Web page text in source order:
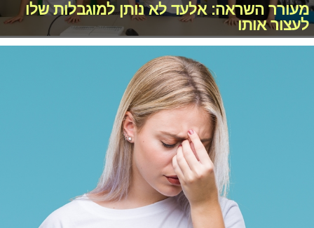
מעורר השראה: אלעד לא נותן למוגבלות שלו
לעצור אותו